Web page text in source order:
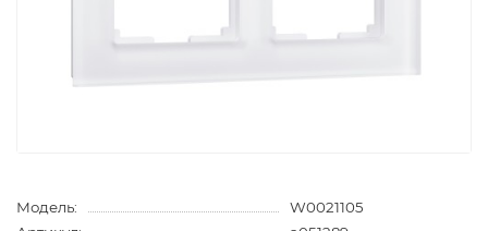
Модель:
W0021105